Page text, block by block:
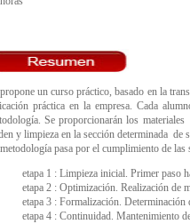
un curso práctico, basado en la
práctica en la empresa. Cada
Se proporcionarán los
y limpieza en la sección determinada de
pasa por el cumplimiento de las
etapa 1 : Limpieza inicial. Primer paso
etapa 2 : Optimización. Realización
etapa 3 : Formalización.
etapa 4 : Continuidad. Mantenimiento